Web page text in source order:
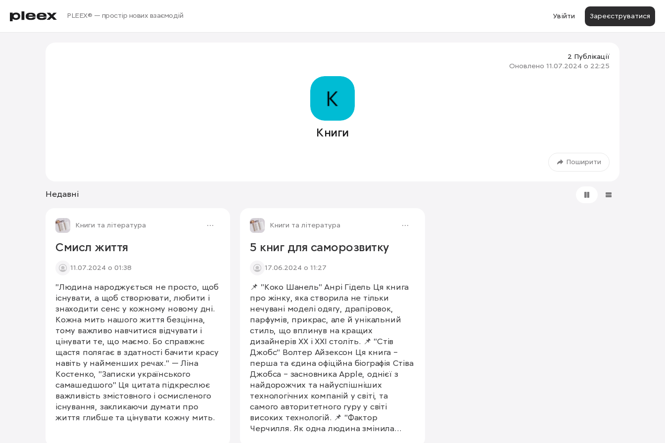
PLEEX® — простір нових взаємодій Увійти Зареєструватися
2 Публікації
Оновлено 11.07.2024 о 22:25
Книги
Поширити
Недавні
Книги та література
Смисл життя
11.07.2024 о 01:38
"Людина народжується не просто, щоб
існувати, а щоб створювати, любити і
знаходити сенс у кожному новому дні.
Кожна мить нашого життя безцінна,
тому важливо навчитися відчувати і
цінувати те, що маємо. Бо справжнє
щастя полягає в здатності бачити красу
навіть у найменших речах." — Ліна
Костенко, "Записки українського
самашедшого" Ця цитата підкреслює
важливість змістовного і осмисленого
існування, закликаючи думати про
життя глибше та цінувати кожну мить.
Книги та література
5 книг для саморозвитку
17.06.2024 о 11:27
📌 "Коко Шанель" Анрі Гідель Ця книга
про жінку, яка створила не тільки
нечувані моделі одягу, драпіровок,
парфумів, прикрас, але й унікальний
стиль, що вплинув на кращих
дизайнерів XX і XXI століть. 📌 "Стів
Джобс" Волтер Айзексон Ця книга –
перша та єдина офіційна біографія Стіва
Джобса – засновника Apple, однієї з
найдорожчих та найуспішніших
технологічних компаній у світі, та
самого авторитетного гуру у світі
високих технологій. 📌 "Фактор
Черчилля. Як одна людина змінила